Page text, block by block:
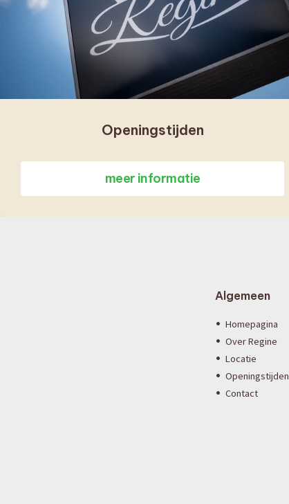
Openingstijden
meer informatie
Algemeen
Homepagina
Over Regine
Locatie
Openingstijden
Contact